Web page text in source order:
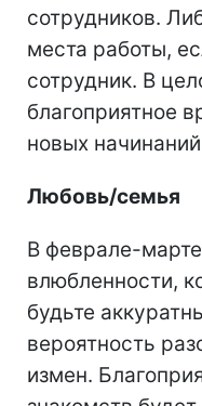
сотрудников.
места работы,
сотрудник. В
благоприятное
новых
Любовь/семья
В феврале-
влюбленности,
будьте
вероятность
измен.